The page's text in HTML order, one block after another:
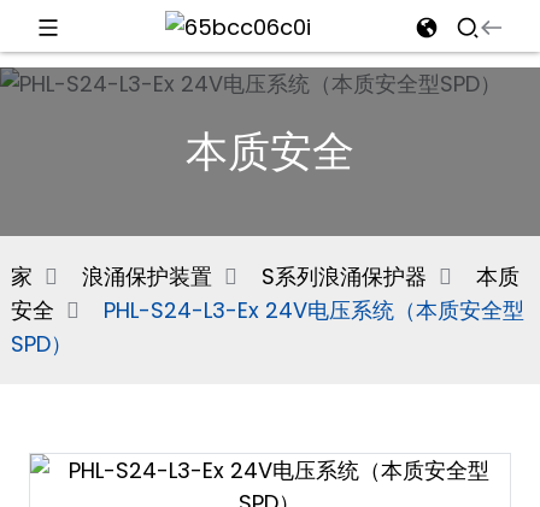
本质安全
家 浪涌保护装置 S系列浪涌保护器
本质
安全
PHL-S24-L3-Ex 24V电压系统（本质安全型
SPD）